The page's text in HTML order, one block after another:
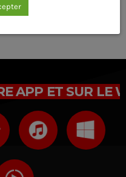
un commentaire.
APP ET SUR LE